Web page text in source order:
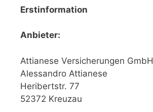
Erstinformation
Anbieter:
Attianese Versicherungen GmbH
Alessandro Attianese
Heribertstr. 77
52372 Kreuzau